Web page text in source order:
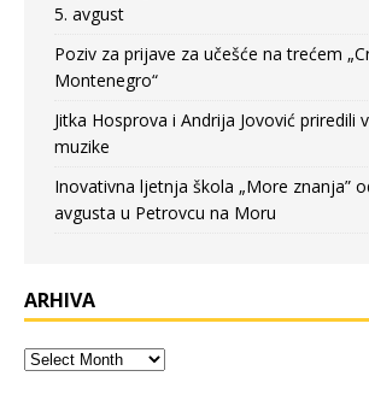
5. avgust
Poziv za prijave za učešće na trećem
Montenegro“
Jitka Hosprova i Andrija Jovović priredili
muzike
Inovativna ljetnja škola „More znanja”
avgusta u Petrovcu na Moru
ARHIVA